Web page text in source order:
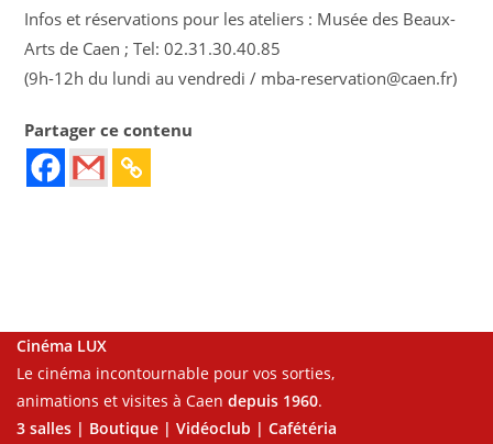
Infos et réservations pour les ateliers : Musée des Beaux-
Arts de Caen ; Tel: 02.31.30.40.85
(9h-12h du lundi au vendredi / mba-reservation@caen.fr)
Partager ce contenu
Cinéma LUX
Le cinéma incontournable pour vos sorties,
animations et visites à Caen depuis 1960.
3 salles | Boutique | Vidéoclub | Cafétéria